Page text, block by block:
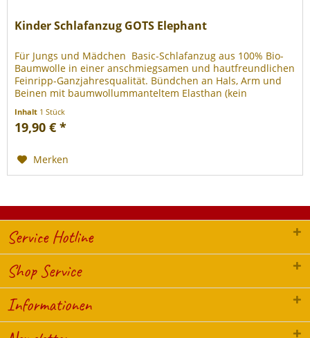
Kinder Schlafanzug GOTS Elephant
Für Jungs und Mädchen  Basic-Schlafanzug aus 100% Bio-
Baumwolle in einer anschmiegsamen und hautfreundlichen
Feinripp-Ganzjahresqualität. Bündchen an Hals, Arm und
Beinen mit baumwollummanteltem Elasthan (kein
Inhalt 1 Stück
19,90 € *
Merken
Service Hotline
Shop Service
Informationen